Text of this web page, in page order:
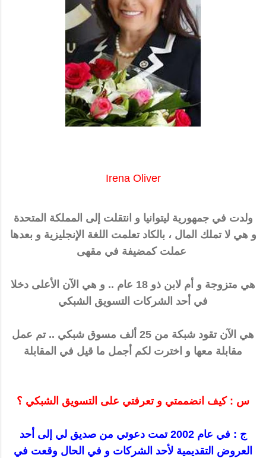
Irena Oliver
ولدت في جمهورية ليتوانيا و انتقلت إلى المملكة المتحدة
و هي لا تملك المال ، بالكاد تعلمت اللغة الإنجليزية و بعدها
هي متزوجة و أم لابن ذو 18 عام .. و هي الآن الأعلى دخلا
في أحد الشركات التسويق الشبكي
هي الآن تقود شبكة من 25 ألف مسوق شبكي .. تم عمل
مقابلة معها و اخترت لكم أجمل ما قيل في المقابلة
س : كيف انضممتي و تعرفتي على التسويق الشبكي ؟
ج : في عام 2002 تمت دعوتي من صديق لي إلى أحد
العروض التقديمية لأحد الشركات و في الحال وقعت في